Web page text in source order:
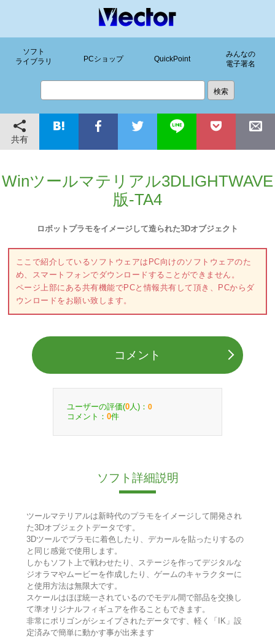
ソフト
ライブラリ
PCショップ QuickPoint
みんなの
電子署名
共有
Winツールマテリアル3DLIGHTWAVE
版-TA4
ロボットプラモをイメージして造られた3Dオブジェクト
ここで紹介しているソフトウェアはPC向けのソフトウェアのた
め、スマートフォンでダウンロードすることができません。
ページ上部にある共有機能でPCと情報共有して頂き、PCからダ
ウンロードをお願い致します。
コメント
ユーザーの評価(0 人)： 0
コメント： 0件
ソフト詳細説明
ツールマテリアルは新時代のプラモをイメージして開発され
た3Dオブジェクトデータです。
3Dツールでプラモに着色したり、デカールを貼ったりするの
と同じ感覚で使用します。
しかもソフト上で戦わせたり、ステージを作ってデジタルな
ジオラマやムービーを作成したり、ゲームのキャラクターに
と使用方法は無限大です。
スケールはほぼ統一されているのでモデル間で部品を交換し
て準オリジナルフィギュアを作ることもできます。
非常にポリゴンがシェイプされたデータです、軽く「IK」設
定済みで簡単に動かす事が出来ます